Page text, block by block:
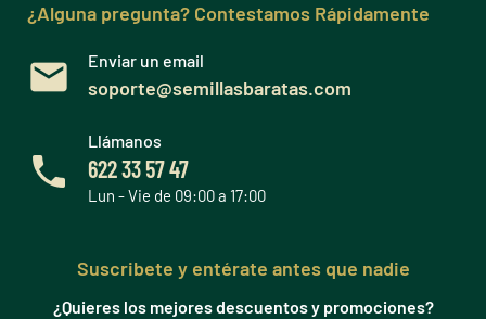
¿Alguna pregunta? Contestamos Rápidamente
Enviar un email
soporte@semillasbaratas.com
Llámanos
622 33 57 47
Lun - Vie de 09:00 a 17:00
Suscribete y entérate antes que nadie
¿Quieres los mejores descuentos y promociones?